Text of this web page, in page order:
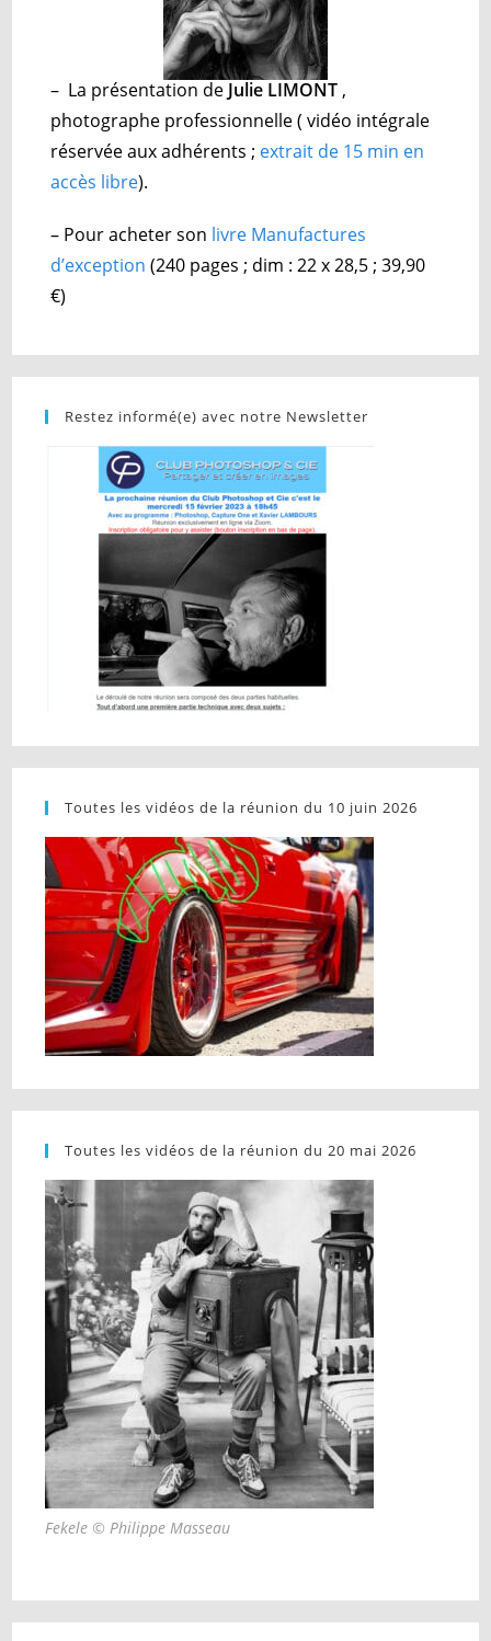
– La présentation de Julie LIMONT ,
photographe professionnelle ( vidéo intégrale
réservée aux adhérents ; extrait de 15 min en
accès libre).
– Pour acheter son livre Manufactures
d’exception (240 pages ; dim : 22 x 28,5 ; 39,90
€)
Restez informé(e) avec notre Newsletter
Toutes les vidéos de la réunion du 10 juin 2026
Toutes les vidéos de la réunion du 20 mai 2026
Fekele © Philippe Masseau